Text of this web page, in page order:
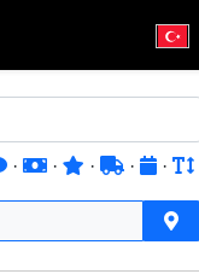
· · · · ·